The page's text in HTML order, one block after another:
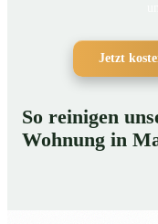
Jetzt
So reinigen
Wohnung in